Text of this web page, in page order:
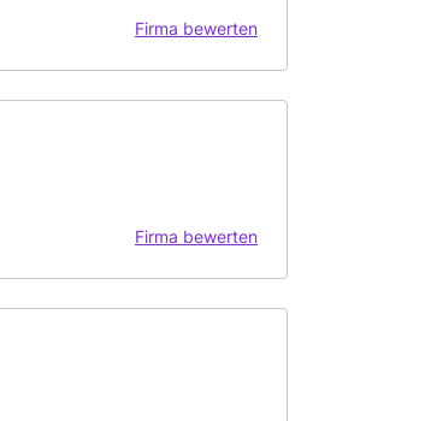
Firma bewerten
Firma bewerten